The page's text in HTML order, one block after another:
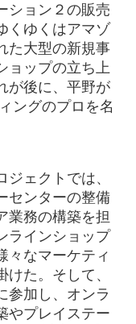
ション２の販売
くゆくはアマゾ
た大型の新規事
ョップの立ち上
が後に、平野が
ングのプロを名
ェクトでは、
センターの整備
業務の構築を担
ラインショップ
々なマーケティ
た。そして、
参加し、オンラ
やプレイステー